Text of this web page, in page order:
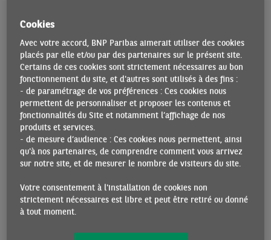
que l’incertitude. L’OCDE calcule cet indicateur en
glissement sur deux ans afin d’éviter l’effet de base qui
découlerait d’une comparaison avec les données pour 2020.
NOMBRE DE NOUVEAUX CAS DE COVID-19 PAR JOUR
(MOYENNE MOBILE SUR 7 JOURS)
Cookies
Avec votre accord, BNP Paribas aimerait utiliser des cookies
placés par elle et/ou par des partenaires sur le présent site.
Certains de ces cookies sont strictement nécessaires au bon
fonctionnement du site, et d'autres sont utilisés à des fins :
- de paramétrage de vos préférences : Ces cookies nous
permettent de personnaliser et proposer les contenus et
fonctionnalités du Site et notamment l’affichage de nos
produits et services.
- de mesure d’audience : Ces cookies nous permettent, ainsi
qu'à nos partenaires, de comprendre comment vous arrivez
sur notre site, et de mesurer le nombre de visiteurs du site.
Votre consentement à l'installation de cookies non
strictement nécessaires est libre et peut être retiré ou donné
à tout moment.